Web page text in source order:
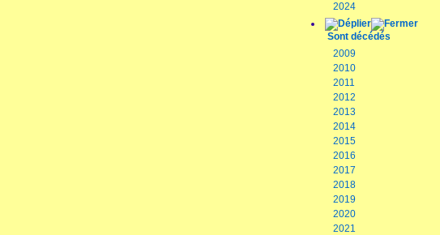
2024
Sont décédés
2009
2010
2011
2012
2013
2014
2015
2016
2017
2018
2019
2020
2021